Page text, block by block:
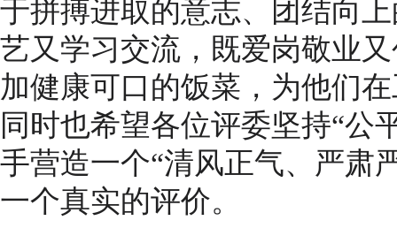
于拼搏进取的意志、团结向
艺又学习交流，既爱岗敬业
加健康可口的饭菜，为他们
同时也希望各位评委坚持“公
手营造一个“清风正气、严肃
一个真实的评价。